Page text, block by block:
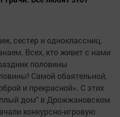
сестер и одноклассниц.
Всех, кто живет с нами
половины
Самой обаятельной,
и прекрасной». С этих
дом" в Дрожжановском
конкурсно-игровую